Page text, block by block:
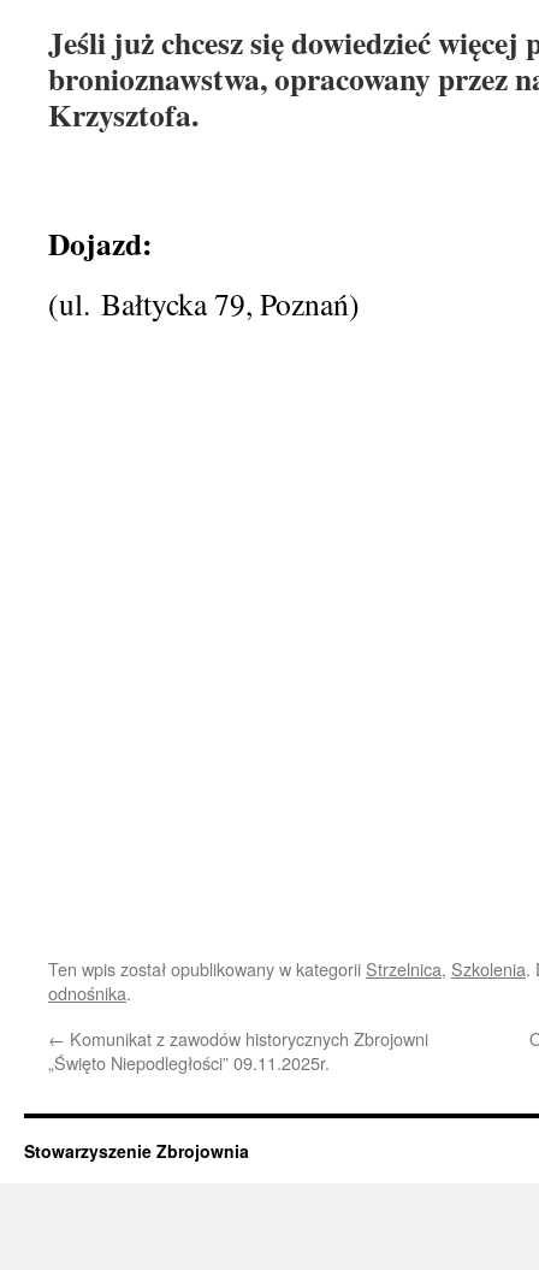
Jeśli już chcesz się dowiedzieć
bronioznawstwa, opracowany przez
Krzysztofa.
Dojazd:
(ul. Bałtycka 79, Poznań)
Ten wpis został opublikowany w kategorii Strzelnica, Szkolenia.
odnośnika.
← Komunikat z zawodów historycznych Zbrojowni
„Święto Niepodległości” 09.11.2025r.
Stowarzyszenie Zbrojownia